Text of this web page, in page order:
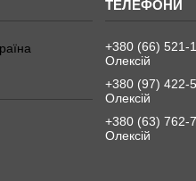
+380 (66) 521-
Олексій
+380 (97) 422-
Олексій
+380 (63) 762-
Олексій